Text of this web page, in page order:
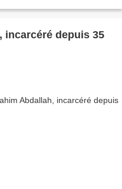
incarcéré depuis 35